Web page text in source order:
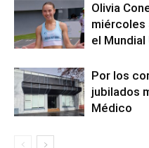
Olivia
miércoles
el
Por los
jubilados
Médico